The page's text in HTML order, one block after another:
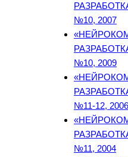
№10, 2007
№10, 2009
№11-12, 2006
№11, 2004